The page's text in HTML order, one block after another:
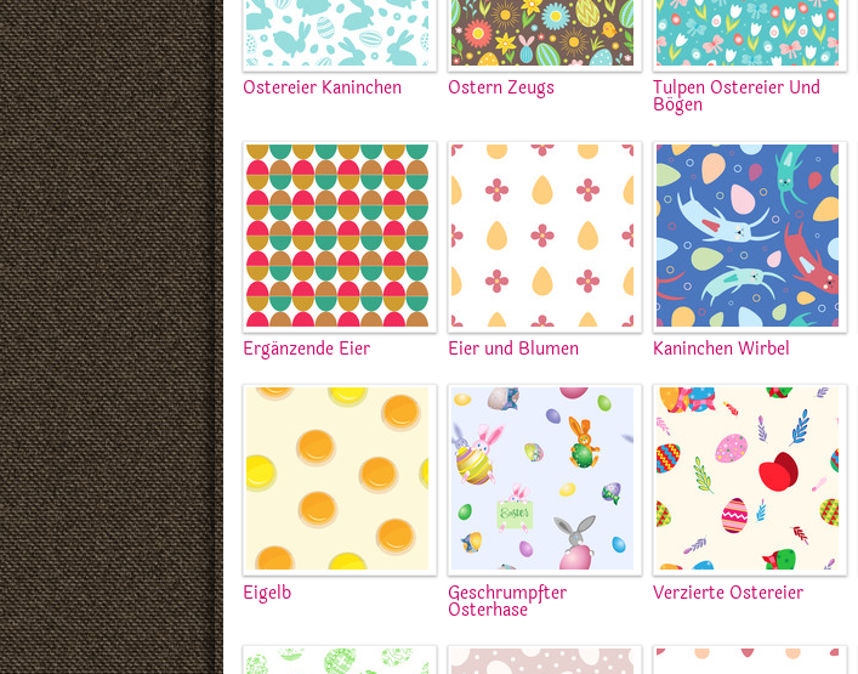
Ostereier Kaninchen Ostern Zeugs Tulpen Ostereier Und
Bögen
Ergänzende Eier Eier und Blumen Kaninchen Wirbel
Eigelb Geschrumpfter
Osterhase
Verzierte Ostereier